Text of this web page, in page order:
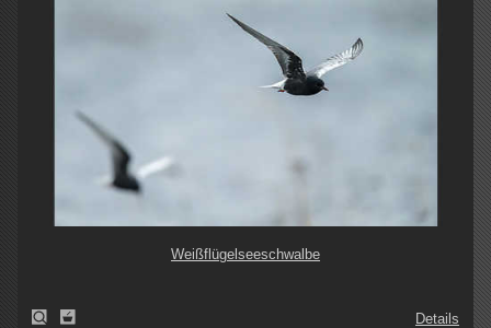
Weißflügelseeschwalbe
Details